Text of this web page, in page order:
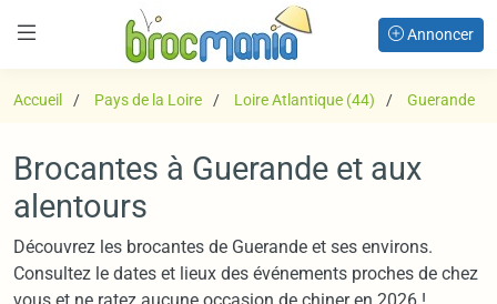
Annoncer
Accueil Pays de la Loire Loire Atlantique (44) Guerande
Brocantes à Guerande et aux
alentours
Découvrez les brocantes de Guerande et ses environs.
Consultez le dates et lieux des événements proches de chez